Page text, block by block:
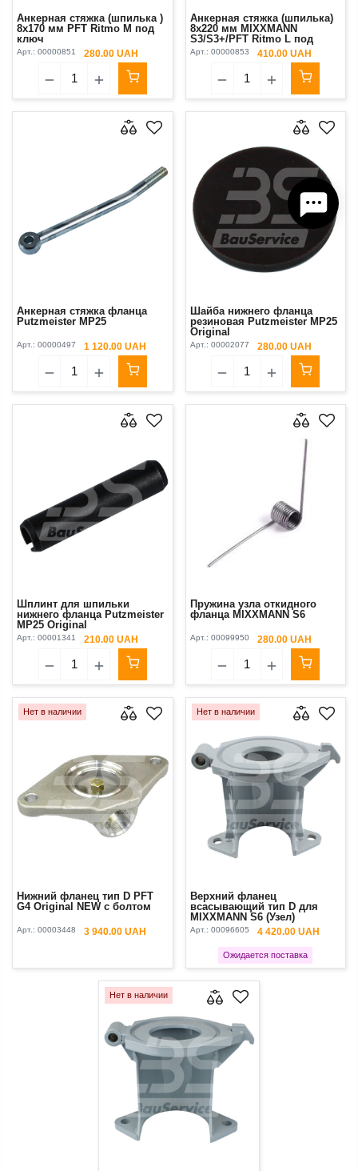
Анкерная стяжка (шпилька )
8x170 мм PFT Ritmo M под
ключ
Арт.: 00000851 280.00 UAH
Анкерная стяжка (шпилька)
8x220 мм MIXXMANN
S3/S3+/PFT Ritmo L под
ключ
Арт.: 00000853 410.00 UAH
Анкерная стяжка фланца
Putzmeister MP25
Арт.: 00000497 1 120.00 UAH
Шайба нижнего фланца
резиновая Putzmeister MP25
Original
Арт.: 00002077 280.00 UAH
Шплинт для шпильки
нижнего фланца Putzmeister
MP25 Original
Арт.: 00001341 210.00 UAH
Пружина узла откидного
фланца MIXXMANN S6
Арт.: 00099950 280.00 UAH
Нет в наличии
Нижний фланец тип D PFT
G4 Original NEW с болтом
Арт.: 00003448 3 940.00 UAH
Нет в наличии
Верхний фланец
всасывающий тип D для
MIXXMANN S6 (Узел)
Арт.: 00096605 4 420.00 UAH
Ожидается поставка
Нет в наличии